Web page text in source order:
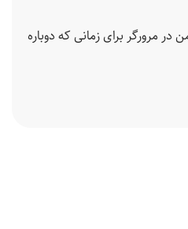
در مرورگر برای زمانی که دوباره